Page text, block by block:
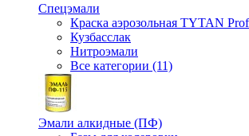
Спецэмали
Краска аэрозольная TYTAN
Кузбасслак
Нитроэмали
Все категории (11)
Эмали алкидные (ПФ)